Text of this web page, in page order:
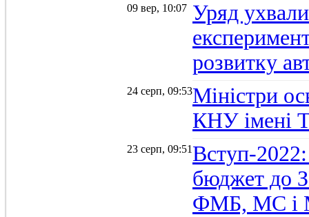
09 вер, 10:07 Уряд
розвитку
24 серп, 09:53Міністри
КНУ імені
23 серп, 09:51 Вступ-
бюджет до
ФМБ, МС і